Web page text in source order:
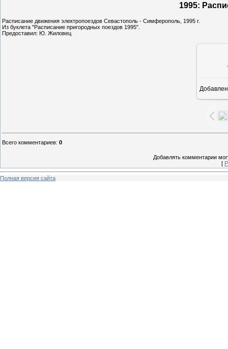
1995:
Расписание движения электропоездов Севастополь - Симферополь, 1995 г.
Из буклета "Расписание пригородных поездов 1995".
Предоставил: Ю. Жиловец
Всего комментариев: 0
Добавлять комментарии
[
Полная версия сайта